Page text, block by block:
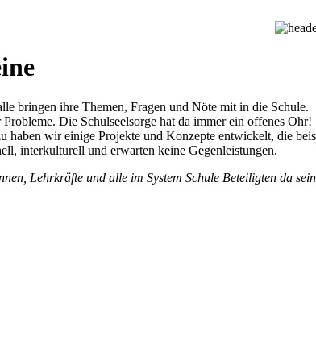
bringen ihre Themen, Fragen und Nöte mit in die Schule.
Die Schulseelsorge hat da immer ein offenes Ohr!
haben wir einige Projekte und Konzepte entwickelt, die
interkulturell und erwarten keine Gegenleistungen.
Lehrkräfte und alle im System Schule Beteiligten da